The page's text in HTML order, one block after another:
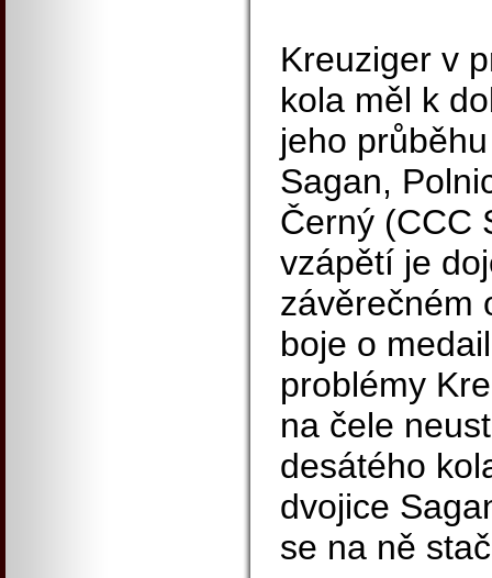
Kreuziger v
kola měl k
jeho
Sagan,
Černý (CCC
vzápětí je
závěrečném
boje o
problémy
na čele
desátého
dvojice
se na ně